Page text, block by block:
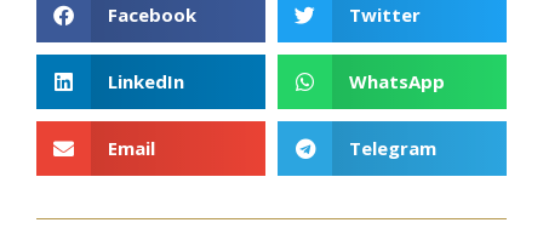
Facebook Twitter
LinkedIn WhatsApp
Email Telegram